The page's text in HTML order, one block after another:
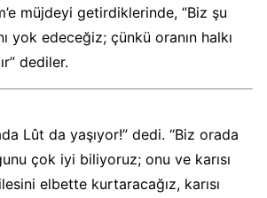
müjdeyi getirdiklerinde, “Biz şu
yok edeceğiz; çünkü oranın halkı
dediler.
Lût da yaşıyor!” dedi. “Biz orada
çok iyi biliyoruz; onu ve karısı
elbette kurtaracağız, karısı